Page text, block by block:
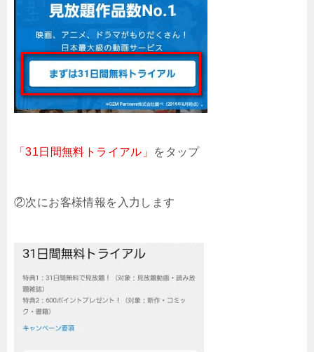
「31日間無料トライアル」 をタップ
②次にお客様情報を入力します